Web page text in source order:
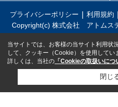
プライバシーポリシー 利用規約
Copyright(c) 株式会社 アトムス
当サイトでは、お客様の当サイト利用状
して、クッキー（Cookie）を使用してい
詳しくは、当社の 「Cookieの取扱いにつ
閉じ